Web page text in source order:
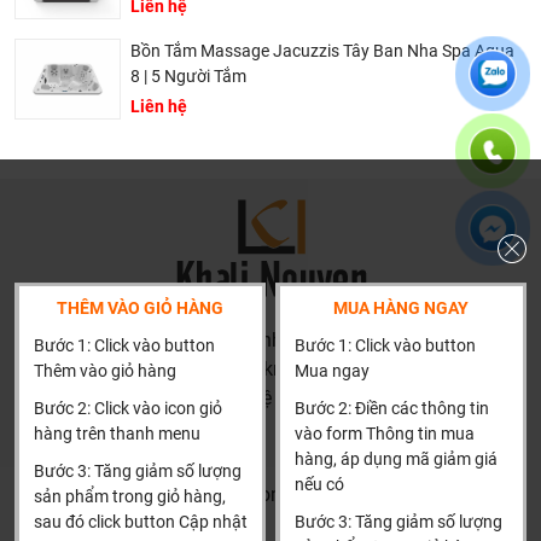
phải là rẻ nhất, chúng tôi có những dịch vụ được thiết kế
riêng cho ngành nghề này nó thực sự cần thiết và có giá
trị với khách hàng, điều đó giúp chúng tôi là đơn vị có giá
bán tốt nhất trong thị trường so với sản phẩm + dịch vụ
mà khách hàng nhận được. Bời vì Khali Nguyễn muốn
trở thành tri kỷ của ngôi nhà bạn.
Dịch vụ riêng của Khali Nguyễn dành cho khách hàng:
Liên hệ
Bồn Tắm Massage Jacuzzis Tây Ban Nha Spa Aqua
8 | 5 Người Tắm
Liên hệ
THÊM VÀO GIỎ HÀNG
Bước 1: Click vào button
Thêm vào giỏ hàng
Bước 2: Click vào icon giỏ
hàng trên thanh menu
Bước 3: Tăng giảm số lượng
sản phẩm trong giỏ hàng,
sau đó click button Cập nhật
MUA HÀNG NGAY
Bước 1: Click vào button
Mua ngay
Bước 2: Điền các thông tin
vào form Thông tin mua
hàng, áp dụng mã giảm giá
nếu có
Bước 3: Tăng giảm số lượng
HN: số 160 đường Văn Minh, Di Trạch, Hoài Đức, Hà Nội
(Cách đại học công nghiệp 1 km)
HCM và các tỉnh khác: Liên hệ hotline để được hướng dẫn
đặt hàng
Khalinguyen.vn@gmail.com
0904501766